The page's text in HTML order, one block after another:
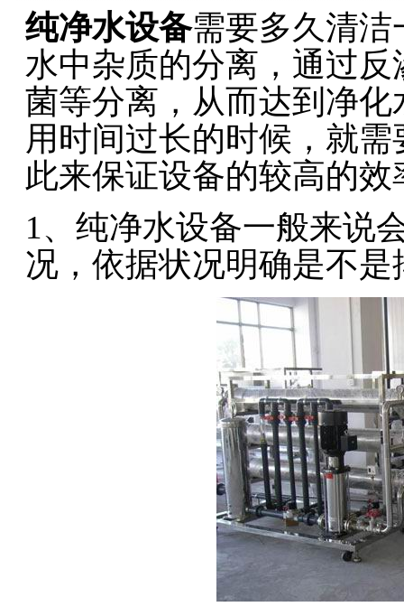
纯净水设备需要多久清洁
水中杂质的分离，通过
菌等分离，从而达到净
用时间过长的时候，就
此来保证设备的较高的效
1、纯净水设备一般来说
况，依据状况明确是不是